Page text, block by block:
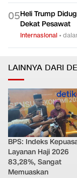
05Heli Trump
Dekat Pesawat
Internasional •
LAINNYA DARI
BPS: Indeks
Layanan Haji 2026
83,28%, Sangat
Memuaskan